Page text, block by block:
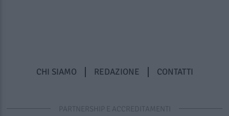
CHI SIAMO REDAZIONE CONTATTI
PARTNERSHIP E ACCREDITAMENTI